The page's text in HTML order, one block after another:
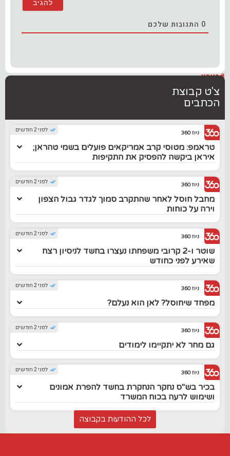
0 התגובות שלכם
#בארץ
צ'ט קבוצת
הכתבים
לפני 2 חודשים ניוז 360
טראמפ: מטוסי קרב אמריקאים פועלים בשמי טהראן;
איראן ביקשה להפסיק את התקיפות
לפני 2 חודשים ניוז 360
מחבל חוסל לאחר שהתקרב סמוך לגדר גבול הצפון
וירה על כוחות
לפני 2 חודשים ניוז 360
שוטר ו-2 קרובי משפחתו נעצרו בחשד לניסיון רצח
שאירע לפני כחודש
לפני 2 חודשים ניוז 360
מפחד שיחוסל? לאן הוא נעלם?
לפני 2 חודשים ניוז 360
גם מחר לא יתקיימו לימודים
לפני 2 חודשים ניוז 360
בכיר בש"ס נחקר הנחקרת בחשד להפרת אמונים
ושימוש לרעה בכוח המשרד
לכל ההודעות בקבוצה